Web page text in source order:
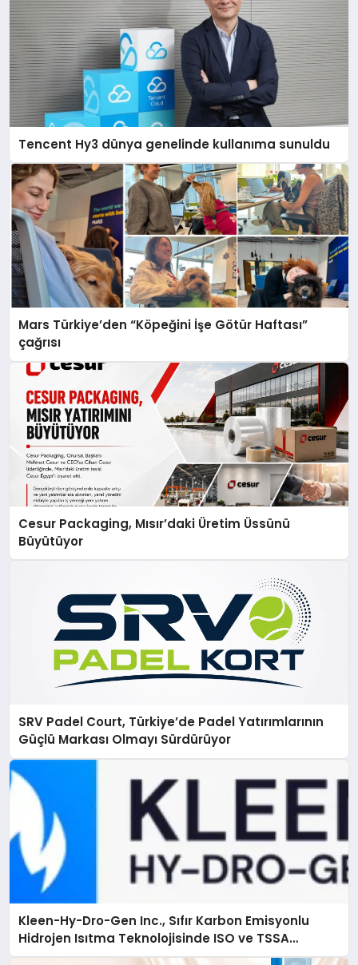
Tencent Hy3 dünya genelinde kullanıma sunuldu
Mars Türkiye’den “Köpeğini İşe Götür Haftası”
çağrısı
Cesur Packaging, Mısır’daki Üretim Üssünü
Büyütüyor
SRV Padel Court, Türkiye’de Padel Yatırımlarının
Güçlü Markası Olmayı Sürdürüyor
Kleen-Hy-Dro-Gen Inc., Sıfır Karbon Emisyonlu
Hidrojen Isıtma Teknolojisinde ISO ve TSSA
Düzenleyici Onaylarını Aldı